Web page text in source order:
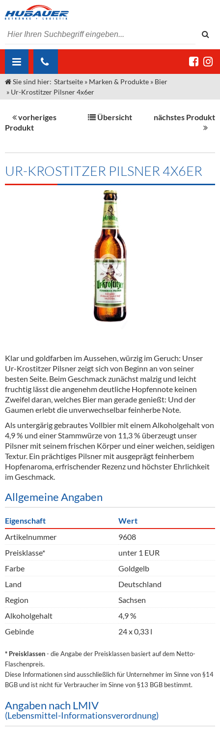
ÜBER UNS
Unser Liefergebiet
Kontakt
Angebote Gastronomie & Großhandel
Neuigkeiten
MARKEN & PRODUKTE
Sirup
Spirituosen
Kommisionskauf & Lieferbedingungen
Fremddienstleistungen
Sie sind hier: Startseite » Marken & Produkte » Bier
» Ur-Krostitzer Pilsner 4x6er
vorheriges
Produkt
Übersicht nächstes Produkt
UR-KROSTITZER PILSNER 4X6ER
Klar und goldfarben im Aussehen, würzig im Geruch: Unser
Ur-Krostitzer Pilsner zeigt sich von Beginn an von seiner
besten Seite. Beim Geschmack zunächst malzig und leicht
fruchtig lässt die angenehm deutliche Hopfennote keinen
Zweifel daran, welches Bier man gerade genießt: Und der
Gaumen erlebt die unverwechselbar feinherbe Note.
Als untergärig gebrautes Vollbier mit einem Alkoholgehalt von
4,9 % und einer Stammwürze von 11,3 % überzeugt unser
Pilsner mit seinem frischen Körper und einer weichen, seidigen
Textur. Ein prächtiges Pilsner mit ausgeprägt feinherbem
Hopfenaroma, erfrischender Rezenz und höchster Ehrlichkeit
im Geschmack.
Allgemeine Angaben
Eigenschaft
Wert
Artikelnummer
9608
Preisklasse*
unter 1 EUR
Farbe
Goldgelb
Land
Deutschland
Region
Sachsen
Alkoholgehalt
4,9 %
Gebinde
24 x 0,33 l
* Preisklassen- die Angabe der Preisklassen basiert auf dem Netto-
Flaschenpreis.
Diese Informationen sind ausschließlich für Unternehmer im Sinne von §14
BGB und ist nicht für Verbraucher im Sinne von §13 BGB bestimmt.
Angaben nach LMIV
(Lebensmittel-Informationsverordnung)